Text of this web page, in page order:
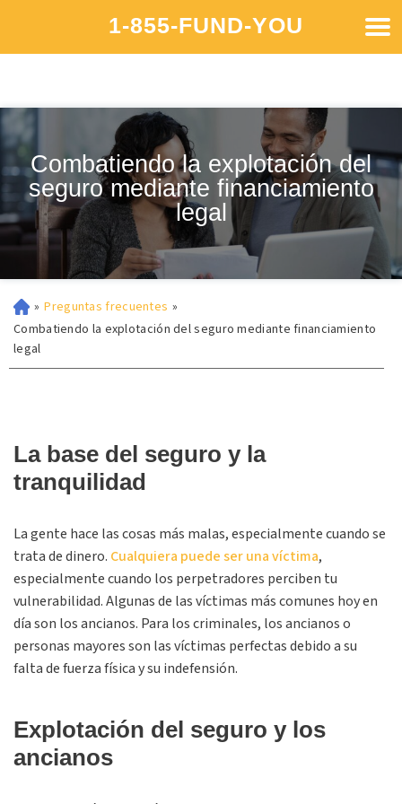
1-855-FUND-YOU
Combatiendo la explotación del
seguro mediante financiamiento
legal
» Preguntas frecuentes »
Combatiendo la explotación del seguro mediante financiamiento
legal
La base del seguro y la
tranquilidad
La gente hace las cosas más malas, especialmente cuando se
trata de dinero. Cualquiera puede ser una víctima,
especialmente cuando los perpetradores perciben tu
vulnerabilidad. Algunas de las víctimas más comunes hoy en
día son los ancianos. Para los criminales, los ancianos o
personas mayores son las víctimas perfectas debido a su
falta de fuerza física y su indefensión.
Explotación del seguro y los
ancianos